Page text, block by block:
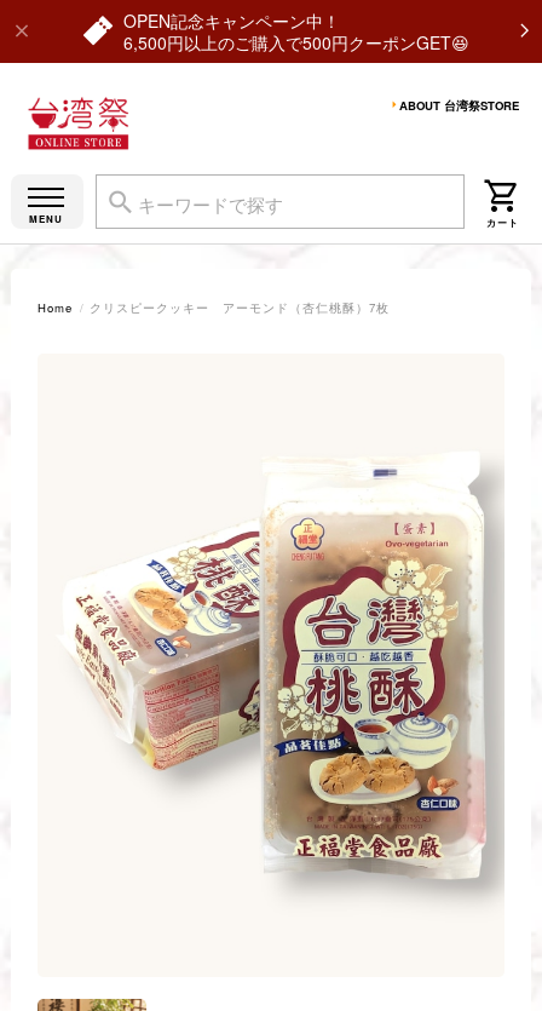
OPEN記念キャンペーン中！
6,500円以上のご購入で500円クーポンGET😆
ABOUT 台湾祭STORE
Home クリスピークッキー アーモンド（杏仁桃酥）7枚